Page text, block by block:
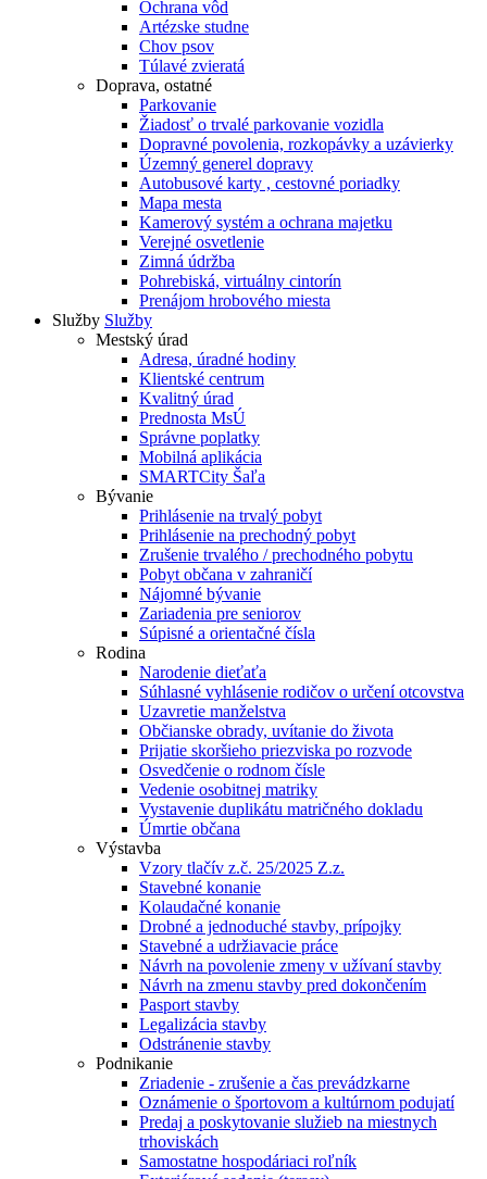
Ochrana vôd
Artézske studne
Chov psov
Túlavé zvieratá
Doprava, ostatné
Parkovanie
Žiadosť o trvalé parkovanie vozidla
Dopravné povolenia, rozkopávky a uzávierky
Územný generel dopravy
Autobusové karty , cestovné poriadky
Mapa mesta
Kamerový systém a ochrana majetku
Verejné osvetlenie
Zimná údržba
Pohrebiská, virtuálny cintorín
Prenájom hrobového miesta
Služby Služby
Mestský úrad
Adresa, úradné hodiny
Klientské centrum
Kvalitný úrad
Prednosta MsÚ
Správne poplatky
Mobilná aplikácia
SMARTCity Šaľa
Bývanie
Prihlásenie na trvalý pobyt
Prihlásenie na prechodný pobyt
Zrušenie trvalého / prechodného pobytu
Pobyt občana v zahraničí
Nájomné bývanie
Zariadenia pre seniorov
Súpisné a orientačné čísla
Rodina
Narodenie dieťaťa
Súhlasné vyhlásenie rodičov o určení otcovstva
Uzavretie manželstva
Občianske obrady, uvítanie do života
Prijatie skoršieho priezviska po rozvode
Osvedčenie o rodnom čísle
Vedenie osobitnej matriky
Vystavenie duplikátu matričného dokladu
Úmrtie občana
Výstavba
Vzory tlačív z.č. 25/2025 Z.z.
Stavebné konanie
Kolaudačné konanie
Drobné a jednoduché stavby, prípojky
Stavebné a udržiavacie práce
Návrh na povolenie zmeny v užívaní stavby
Návrh na zmenu stavby pred dokončením
Pasport stavby
Legalizácia stavby
Odstránenie stavby
Podnikanie
Zriadenie - zrušenie a čas prevádzkarne
Oznámenie o športovom a kultúrnom podujatí
Predaj a poskytovanie služieb na miestnych
trhoviskách
Samostatne hospodáriaci roľník